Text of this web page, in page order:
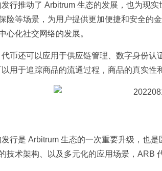
行推动了 Arbitrum 生态的发展，也为现
险等场景，为用户提供更加便捷和安全的
心化社交网络的发展。
币还可以应用于供应链管理、数字身份
用于追踪商品的流通过程，商品的真实性
行是 Arbitrum 生态的一次重要升级，也
技术架构、以及多元化的应用场景，ARB